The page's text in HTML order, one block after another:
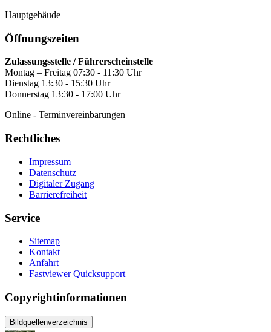
Hauptgebäude
Öffnungszeiten
Zulassungsstelle / Führerscheinstelle
Montag – Freitag 07:30 - 11:30 Uhr
Dienstag 13:30 - 15:30 Uhr
Donnerstag 13:30 - 17:00 Uhr
Online - Terminvereinbarungen
Rechtliches
Impressum
Datenschutz
Digitaler Zugang
Barrierefreiheit
Service
Sitemap
Kontakt
Anfahrt
Fastviewer Quicksupport
Copyrightinformationen
Bildquellenverzeichnis